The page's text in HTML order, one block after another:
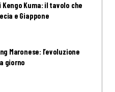
Kengo Kuma: il tavolo che
e Giappone
Maronese: l’evoluzione
giorno